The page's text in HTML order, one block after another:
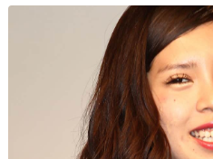
た、驚きだわ
2014/11/07(金) 21:29:03
長澤まさみが自然な笑